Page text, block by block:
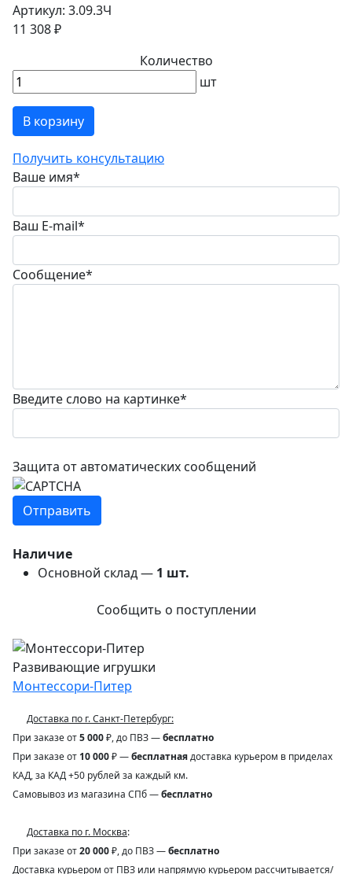
Артикул: 3.09.3Ч
11 308 ₽
Количество
шт
В корзину
Получить консультацию
Ваше имя*
Ваш E-mail*
Сообщение*
Введите слово на картинке*
Защита от автоматических сообщений
Наличие
Основной склад — 1 шт.
Сообщить о поступлении
Развивающие игрушки
Монтессори-Питер
Доставка по г. Санкт-Петербург:
При заказе от5 000₽, до ПВЗ —бесплатно
При заказе от 10 000₽ —бесплатнаядоставка курьером в приделах
КАД, за КАД +50 рублей за каждый км.
Самовывоз из магазина СПб —бесплатно
Доставка по г. Москва:
При заказе от20 000₽, до ПВЗ —бесплатно
Доставка курьером от ПВЗ или напрямую курьером рассчитывается/